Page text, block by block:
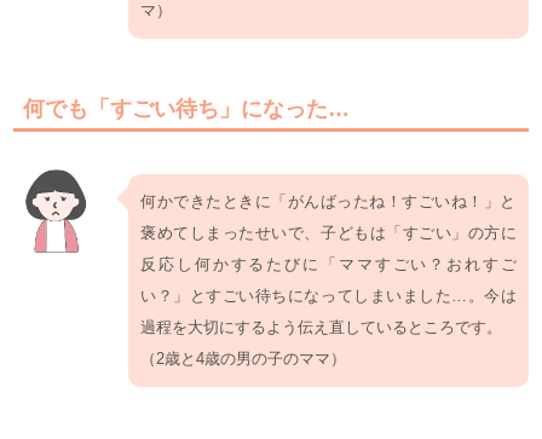
マ）
何でも「すごい待ち」になった…
何かできたときに「がんばったね！すごいね！」と
褒めてしまったせいで、子どもは「すごい」の方に
反応し何かするたびに「ママすごい？おれすご
い？」とすごい待ちになってしまいました…。今は
過程を大切にするよう伝え直しているところです。
（2歳と4歳の男の子のママ）